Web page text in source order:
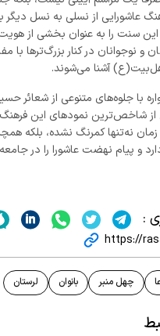
عاشورایی از نسلی به نسل دیگر
این سنت را به عنوان بخشی از
نوجوانان در کنار بزرگ‌ترها با
آشنا می‌شوند.
با جلوه‌های متنوعی از شعائر
از شاخص‌ترین نمودهای این
نه‌تنها کمرنگ نشده، بلکه
و پیام نهضت عاشورا را در
:
https://
چهل منبر بانوان لرستان